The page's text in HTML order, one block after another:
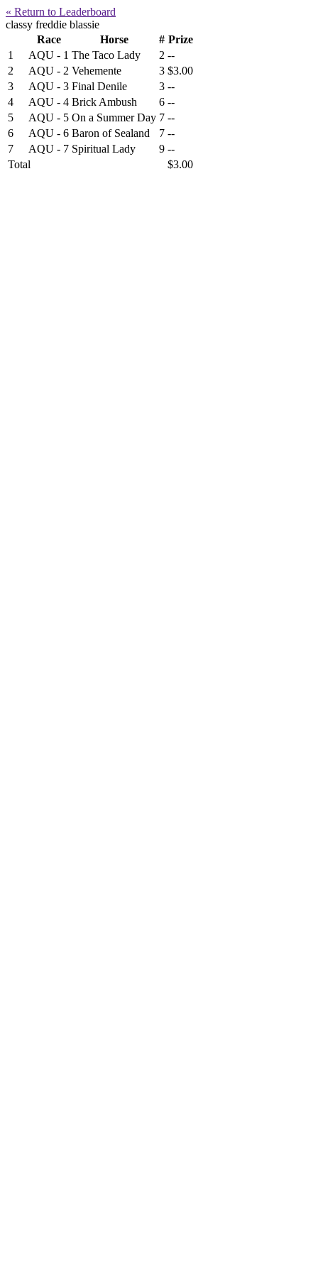
« Return to Leaderboard
classy freddie blassie
Race
Horse # Prize
1
AQU - 1 The Taco Lady 2 --
2
AQU - 2 Vehemente 3 $3.00
3
AQU - 3 Final Denile 3 --
4
AQU - 4 Brick Ambush 6 --
5
AQU - 5 On a Summer Day 7 --
6
AQU - 6 Baron of Sealand 7 --
7
AQU - 7 Spiritual Lady 9 --
Total
$3.00